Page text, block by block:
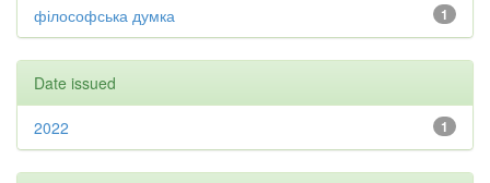
1
філософська думка
Date issued
1
2022